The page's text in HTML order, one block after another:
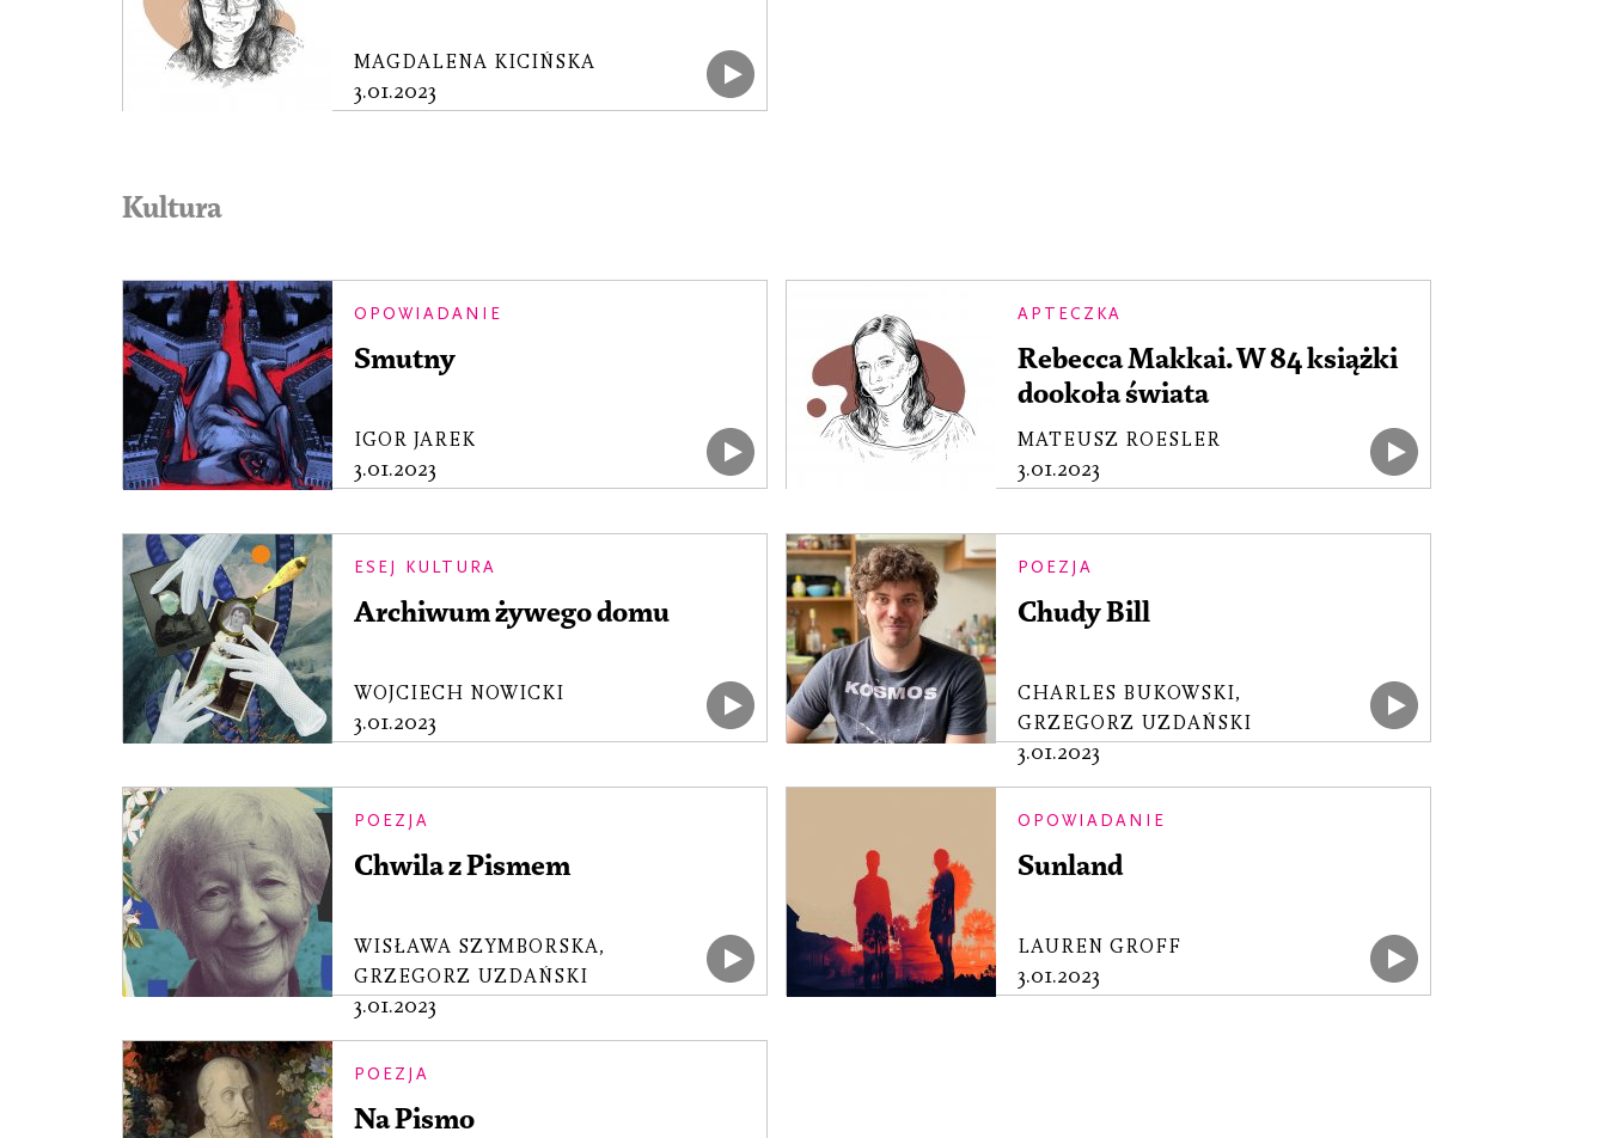
MAGDALENA KICIŃSKA
3.01.2023
Kultura
OPOWIADANIE
Smutny
IGOR JAREK
3.01.2023
APTECZKA
Rebecca Makkai. W 84 książki
dookoła świata
MATEUSZ ROESLER
3.01.2023
ESEJ KULTURA
Archiwum żywego domu
WOJCIECH NOWICKI
3.01.2023
POEZJA
Chudy Bill
CHARLES BUKOWSKI,
GRZEGORZ UZDAŃSKI
3.01.2023
POEZJA
Chwila z Pismem
WISŁAWA SZYMBORSKA,
GRZEGORZ UZDAŃSKI
3.01.2023
OPOWIADANIE
Sunland
LAUREN GROFF
3.01.2023
POEZJA
Na Pismo